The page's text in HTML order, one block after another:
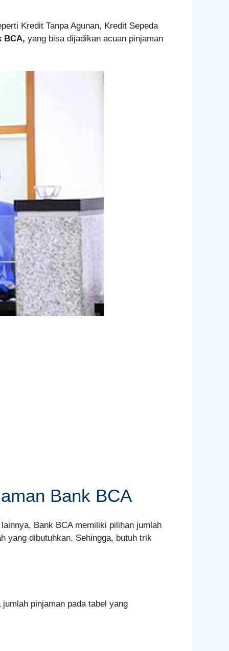
Kredit Tanpa Agunan, Kredit Sepeda
BCA, yang bisa dijadikan acuan pinjaman
Bank BCA
Bank BCA memiliki pilihan jumlah
yang dibutuhkan. Sehingga, butuh trik
pinjaman pada tabel yang